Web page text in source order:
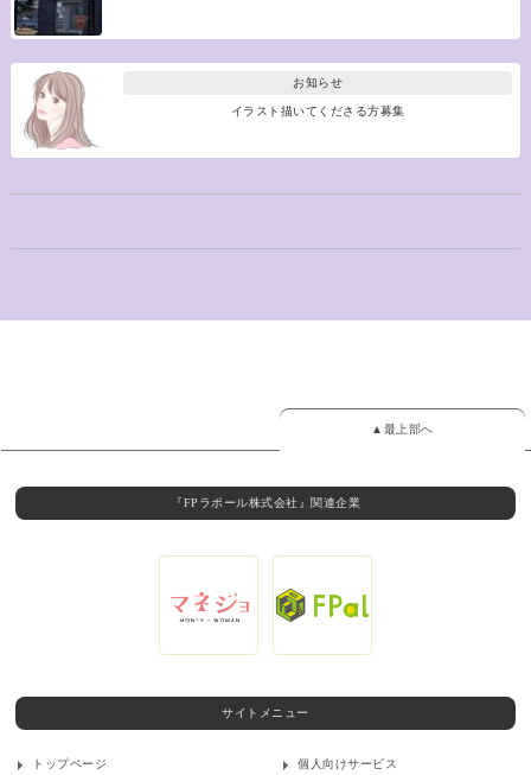
お知らせ
イラスト描いてくださる方募集
▲最上部へ
『FPラポール株式会社』関連企業
サイトメニュー
トップページ 個人向けサービス